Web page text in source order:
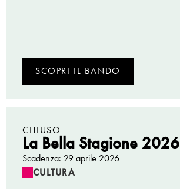
SCOPRI IL BANDO
CHIUSO
La Bella Stagione 2026
Scadenza: 29 aprile 2026
CULTURA